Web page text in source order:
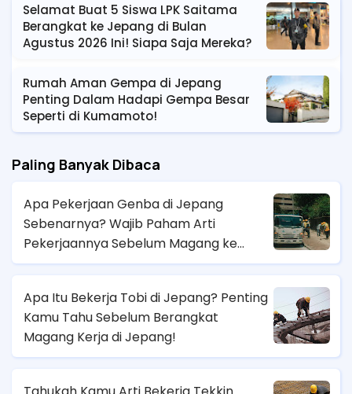
Selamat Buat 5 Siswa LPK Saitama
Berangkat ke Jepang di Bulan
Agustus 2026 Ini! Siapa Saja Mereka?
Rumah Aman Gempa di Jepang
Penting Dalam Hadapi Gempa Besar
Seperti di Kumamoto!
Paling Banyak Dibaca
Apa Pekerjaan Genba di Jepang
Sebenarnya? Wajib Paham Arti
Pekerjaannya Sebelum Magang ke
Sana!
Apa Itu Bekerja Tobi di Jepang? Penting
Kamu Tahu Sebelum Berangkat
Magang Kerja di Jepang!